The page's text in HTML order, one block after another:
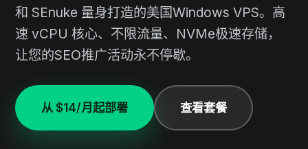
和 SEnuke 量身打造的美国Windows VPS。高
速 vCPU 核心、不限流量、NVMe极速存储，
让您的SEO推广活动永不停歇。
从 $14/月起部署 查看套餐